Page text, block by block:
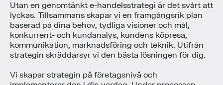
Utan en genomtänkt e-handelsstrategi är det svårt att
lyckas. Tillsammans skapar vi en framgångsrik plan
baserad på dina behov, tydliga visioner och mål,
konkurrent- och kundanalys, kundens köpresa,
kommunikation, marknadsföring och teknik. Utifrån
strategin skräddarsyr vi den bästa lösningen för dig.
Vi skapar strategin på företagsnivå och